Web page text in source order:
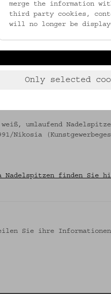
Kittsee (Hg.): Das Blatt im
Kittsee 1997 (=
publiziert als
umlaufend
Nikosia
Nadelspitzen finden Sie
Sie ihre
merge the information
third party cookies,
will no longer be
Only selected